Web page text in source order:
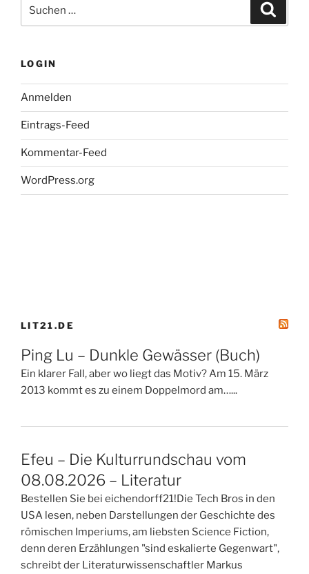
nach:
LOGIN
Anmelden
Eintrags-Feed
Kommentar-Feed
WordPress.org
LIT21.DE
Ping Lu – Dunkle Gewässer (Buch)
Ein klarer Fall, aber wo liegt das Motiv? Am 15. März
2013 kommt es zu einem Doppelmord am…...
Efeu – Die Kulturrundschau vom
08.08.2026 – Literatur
Bestellen Sie bei eichendorff21!Die Tech Bros in den
USA lesen, neben Darstellungen der Geschichte des
römischen Imperiums, am liebsten Science Fiction,
denn deren Erzählungen "sind eskalierte Gegenwart",
schreibt der Literaturwissenschaftler Markus